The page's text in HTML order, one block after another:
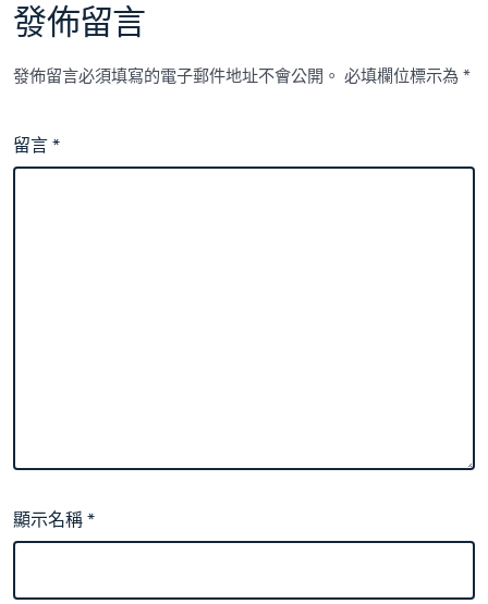
發佈留言
發佈留言必須填寫的電子郵件地址不會公開。 必填欄位標示為*
留言*
顯示名稱*